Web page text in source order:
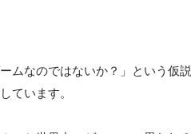
ムなのではないか？」という仮説
ています。